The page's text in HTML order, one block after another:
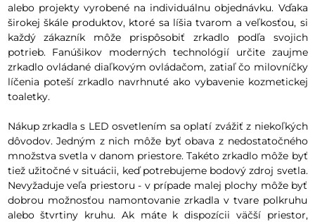
alebo projekty vyrobené na individuálnu objednávku. Vďaka
širokej škále produktov, ktoré sa líšia tvarom a veľkosťou, si
každý zákazník môže prispôsobiť zrkadlo podľa svojich
potrieb. Fanúšikov moderných technológií určite zaujme
zrkadlo ovládané diaľkovým ovládačom, zatiaľ čo milovníčky
líčenia poteší zrkadlo navrhnuté ako vybavenie kozmetickej
toaletky.
Nákup zrkadla s LED osvetlením sa oplatí zvážiť z niekoľkých
dôvodov. Jedným z nich môže byť obava z nedostatočného
množstva svetla v danom priestore. Takéto zrkadlo môže byť
tiež užitočné v situácii, keď potrebujeme bodový zdroj svetla.
Nevyžaduje veľa priestoru - v prípade malej plochy môže byť
dobrou možnosťou namontovanie zrkadla v tvare polkruhu
alebo štvrtiny kruhu. Ak máte k dispozícii väčší priestor,